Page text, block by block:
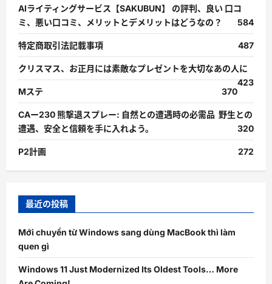
AIライティングサービス【SAKUBUN】 の評判、良い 口コ
ミ、悪い口コミ、メリットとデメリットはどうなの？
584
特定商取引法記載事項 487
クリスマス、お正月には素敵なプレゼントを大切なあの人に
423
Mステ
370
CAー230 熊撃退スプレー: 自然との遭遇時の必需品 野生との
遭遇、安全と信頼を手に入れよう。
320
P2計画 272
最近の投稿
Mới chuyển từ Windows sang dùng MacBook thì làm
quen gì
Windows 11 Just Modernized Its Oldest Tools… More